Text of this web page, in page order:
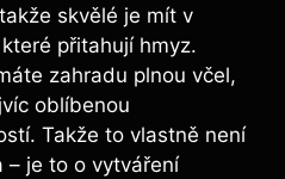
skvělé je mít v
přitahují hmyz.
zahradu plnou včel,
oblíbenou
Takže to vlastně není
– je to o vytváření